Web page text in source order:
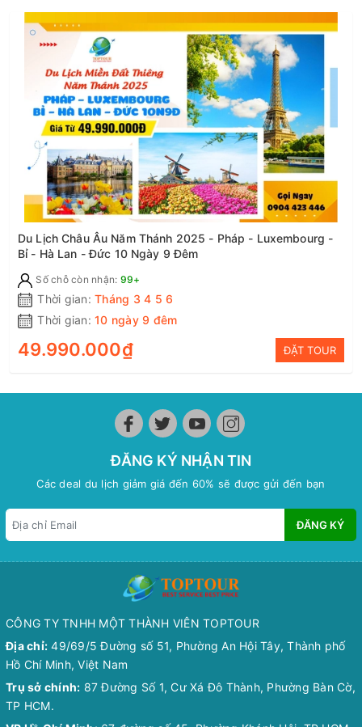
Du Lịch Châu Âu Năm Thánh 2025 - Pháp - Luxembourg -
Bỉ - Hà Lan - Đức 10 Ngày 9 Đêm
Số chỗ còn nhận: 99+
Thời gian: Tháng 3 4 5 6
Thời gian: 10 ngày 9 đêm
49.990.000₫ ĐẶT TOUR
ĐĂNG KÝ NHẬN TIN
Các deal du lịch giảm giá đến 60% sẽ được gửi đến bạn
ĐĂNG KÝ
CÔNG TY TNHH MỘT THÀNH VIÊN TOPTOUR
Địa chỉ: 49/69/5 Đường số 51, Phường An Hội Tây, Thành phố
Hồ Chí Minh, Việt Nam
Trụ sở chính: 87 Đường Số 1, Cư Xá Đô Thành, Phường Bàn Cờ,
TP HCM.